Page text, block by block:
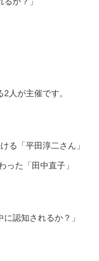
人が主催です。
る「平田淳二さん」
った「田中直子」
認知されるか？」